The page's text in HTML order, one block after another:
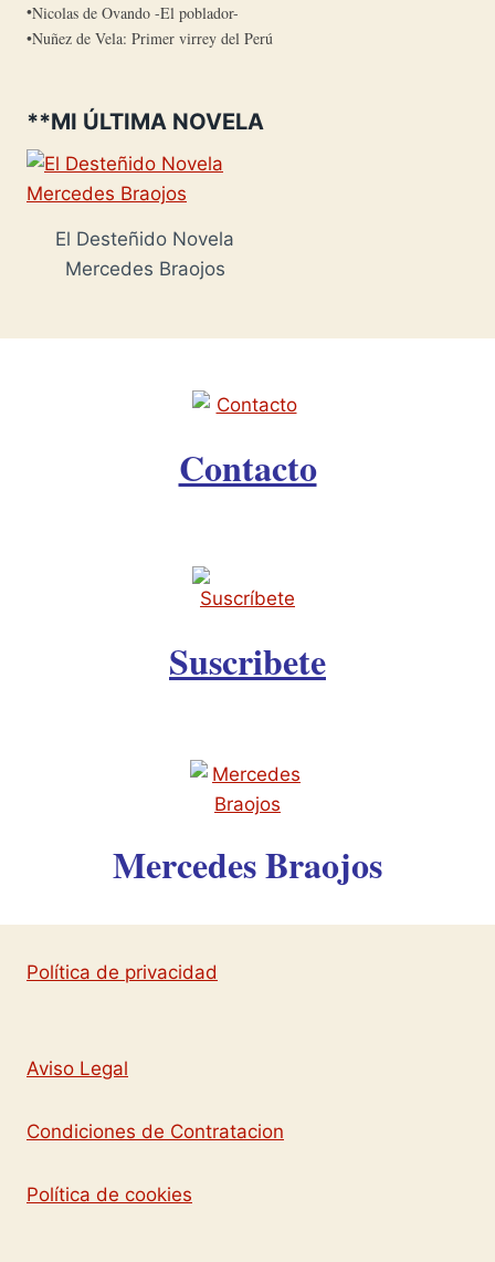
Nicolas de Ovando -El poblador-
Nuñez de Vela: Primer virrey del Perú
**MI ÚLTIMA NOVELA
El Desteñido Novela
Mercedes Braojos
Contacto
Suscribete
Mercedes Braojos
Política de privacidad
Aviso Legal
Condiciones de Contratacion
Política de cookies